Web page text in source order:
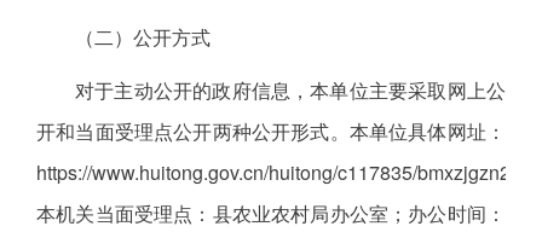
（二）公开方式
对于主动公开的政府信息，本单位主要采取网上公
开和当面受理点公开两种公开形式。本单位具体网址：
https://www.huitong.gov.cn/huitong/c117835/
本机关当面受理点：县农业农村局办公室；办公时间：